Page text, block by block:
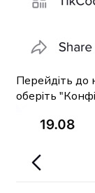
Перейдіть до
оберіть